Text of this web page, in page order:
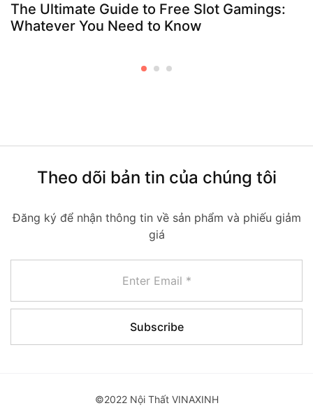
The Ultimate Guide to Free Slot Gamings:
Whatever You Need to Know
Theo dõi bản tin của chúng tôi
Đăng ký để nhận thông tin về sản phẩm và phiếu giảm
giá
©2022 Nội Thất VINAXINH